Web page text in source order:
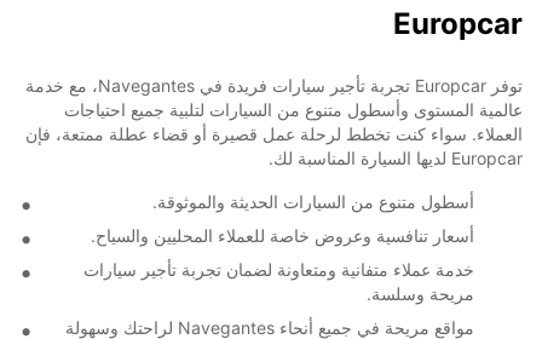
Europcar
توفر Europcar تجربة تأجير سيارات فريدة في Navegantes، مع خدمة
عالمية المستوى وأسطول متنوع من السيارات لتلبية جميع احتياجات
العملاء. سواء كنت تخطط لرحلة عمل قصيرة أو قضاء عطلة ممتعة، فإن
Europcar لديها السيارة المناسبة لك.
أسطول متنوع من السيارات الحديثة والموثوقة.
أسعار تنافسية وعروض خاصة للعملاء المحليين والسياح.
خدمة عملاء متفانية ومتعاونة لضمان تجربة تأجير سيارات
مريحة وسلسة.
مواقع مريحة في جميع أنحاء Navegantes لراحتك وسهولة